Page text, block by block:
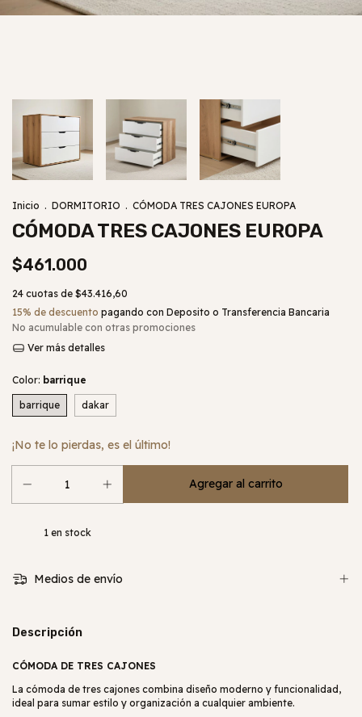
Inicio . DORMITORIO . CÓMODA TRES CAJONES EUROPA
CÓMODA TRES CAJONES EUROPA
$461.000
24 cuotas de $43.416,60
15% de descuento pagando con Deposito o Transferencia Bancaria
No acumulable con otras promociones
Ver más detalles
Color: barrique
barrique dakar
¡No te lo pierdas, es el último!
1 en stock
Medios de envío
Descripción
CÓMODA DE TRES CAJONES
La cómoda de tres cajones combina diseño moderno y funcionalidad,
ideal para sumar estilo y organización a cualquier ambiente.